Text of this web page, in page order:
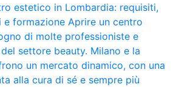
estetico in Lombardia: requisiti,
formazione Aprire un centro
di molte professioniste e
settore beauty. Milano e la
un mercato dinamico, con una
alla cura di sé e sempre più